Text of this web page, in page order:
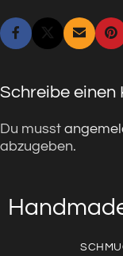
Schreibe einen
Du musst
abzugeben.